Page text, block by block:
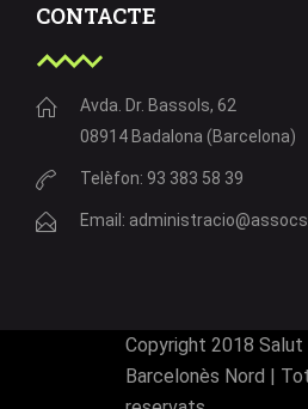
CONTACTE
Avda. Dr. Bassols, 62
08914 Badalona (Barcelona)
Telèfon: 93 383 58 39
Email:
Copyright 2018
Barcelonès Nord |